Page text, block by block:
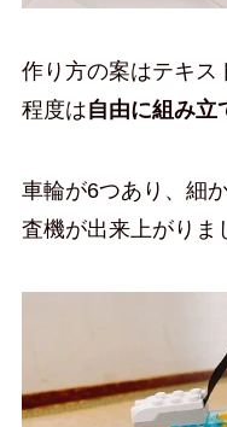
作り方の案はテキス
程度は自由に組み立
車輪が6つあり、細
査機が出来上がりま